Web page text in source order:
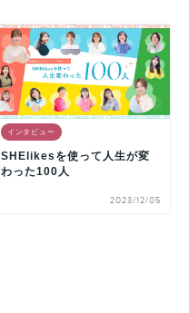
インタビュー
SHElikesを使って人生が変
わった100人
2023/12/05